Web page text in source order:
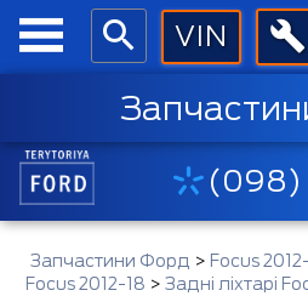
(098)
Запчастини Форд > Focus
Focus 2012-18 > Задні ліхтарі